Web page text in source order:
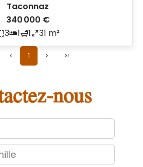
Taconnaz
340 000 €
3
1 1 31 m²
1
nous